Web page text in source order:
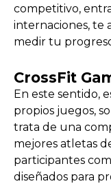
competitivo,
internaciones, te
medir tu
CrossFit
En este sentido,
propios juegos,
trata de una
mejores atletas
participantes
diseñados para